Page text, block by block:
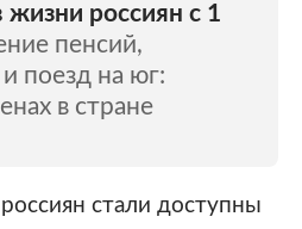
жизни россиян с 1
пенсий,
и поезд на юг:
в стране
стали доступны